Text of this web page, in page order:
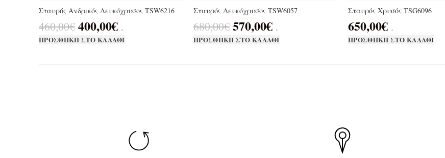
Σταυρός Ανδρικός Λευκόχρυσος TSW6216
460,00€ 400,00€ .
ΠΡΟΣΘΉΚΗ ΣΤΟ ΚΑΛΆΘΙ
Σταυρός Λευκόχρυσος TSW6057
680,00€ 570,00€ .
ΠΡΟΣΘΉΚΗ ΣΤΟ ΚΑΛΆΘΙ
Σταυρός Χρυσός TSG6096
650,00€ .
ΠΡΟΣΘΉΚΗ ΣΤΟ ΚΑΛΆΘΙ